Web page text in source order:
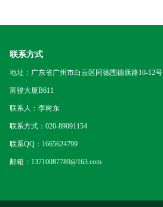
联系方式
地址：广东省广州市白云区同德围德康路10-12号
富骏大厦B611
联系人：李树东
联系方式：020-89091154
联系QQ：1665624799
邮箱：13710087789@163.com